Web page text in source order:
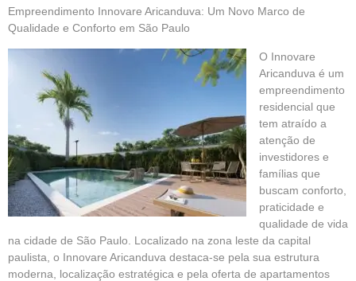
Empreendimento Innovare Aricanduva: Um Novo Marco de
Qualidade e Conforto em São Paulo
O Innovare
Aricanduva é um
empreendimento
residencial que
tem atraído a
atenção de
investidores e
famílias que
buscam conforto,
praticidade e
qualidade de vida
na cidade de São Paulo. Localizado na zona leste da capital
paulista, o Innovare Aricanduva destaca-se pela sua estrutura
moderna, localização estratégica e pela oferta de apartamentos